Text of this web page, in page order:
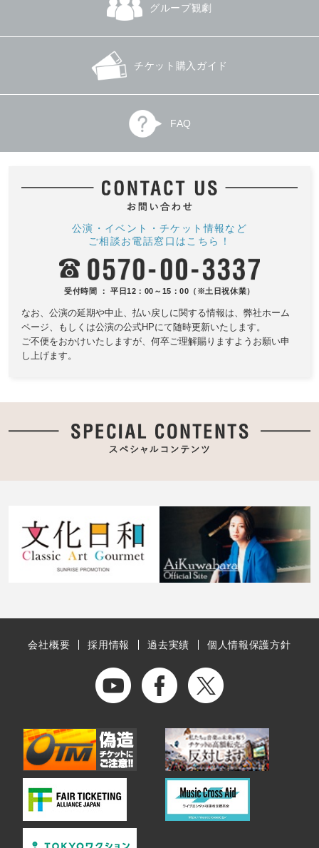
グループ観劇
チケット購入ガイド
FAQ
公演・イベント・チケット情報など
ご相談お電話窓口はこちら！
受付時間 ： 平日12：00～15：00（※土日祝休業）
なお、公演の延期や中止、払い戻しに関する情報は、 弊社ホーム
ページ、もしくは公演の公式HPにて随時更新いたします。
ご不便をおかけいたしますが、何卒ご理解賜りますようお願い申
し上げます。
会社概要 採用情報 過去実績 個人情報保護方針